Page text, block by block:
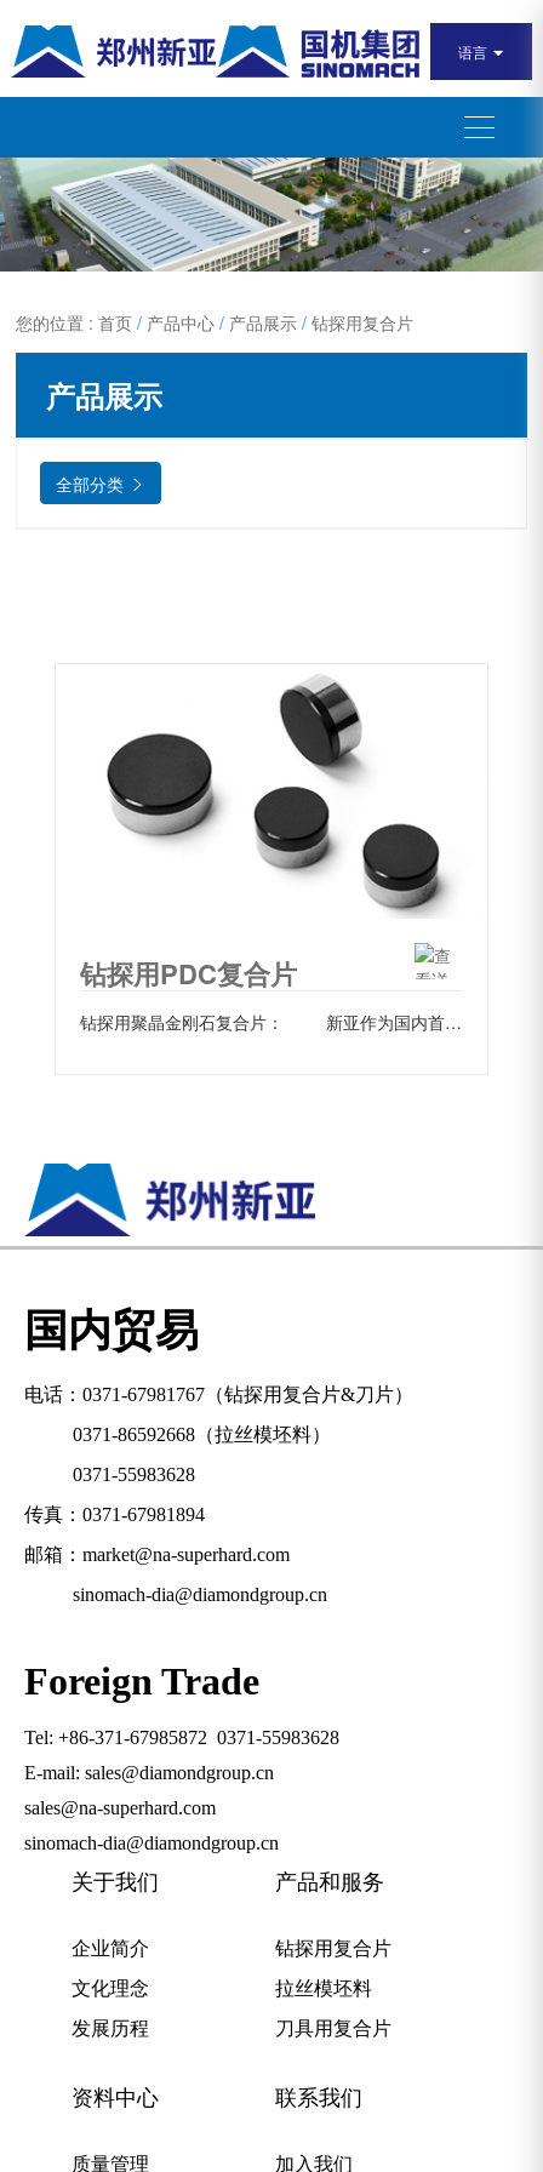
语言 
您的位置 : 首页 / 产品中心 / 产品展示 /钻探用复合片
产品展示
全部分类 
钻探用PDC复合片
钻探用聚晶金刚石复合片： 新亚作为国内首片商业用聚晶金刚石复合片的诞...
国内贸易
电话：0371-67981767 （钻探用复合片&刀片）
0371-86592668 （拉丝模坯料）
0371-55983628
传真：0371-67981894
邮箱：market@na-superhard.com
sinomach-dia@diamondgroup.cn
Foreign Trade
Tel: +86-371-67985872 0371-55983628
E-mail: sales@diamondgroup.cn
sales@na-superhard.com
sinomach-dia@diamondgroup.cn
关于我们
企业简介
文化理念
发展历程
产品和服务
钻探用复合片
拉丝模坯料
刀具用复合片
资料中心
质量管理
联系我们
加入我们